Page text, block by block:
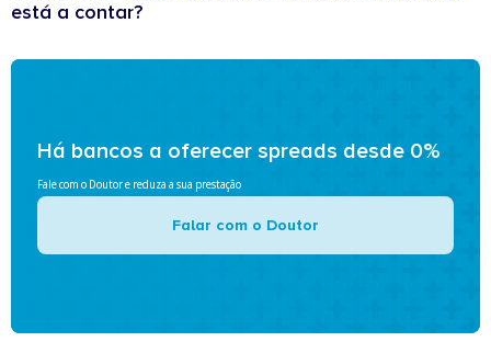
está a contar?
Há bancos a oferecer spreads desde 0%
Fale com o Doutor e reduza a sua prestação
Falar com o Doutor